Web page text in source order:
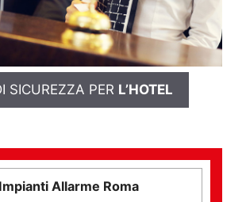
SICUREZZA PER L’HOTEL
Impianti Allarme Roma